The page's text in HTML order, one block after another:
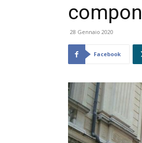
28 Gennaio 2020
Facebook